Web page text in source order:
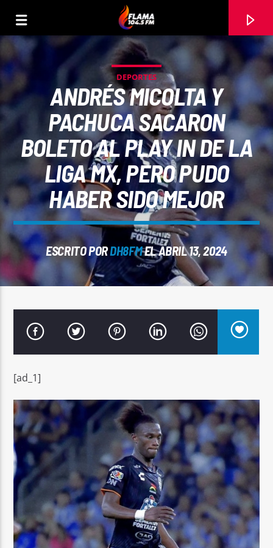
CANCIÓN ACTUAL
TÍTULO
ARTISTA
Señal FM
DEPORTES
ANDRÉS MICOLTA Y
PACHUCA SACARON
BOLETO AL PLAY IN DE LA
LIGA MX, PERO PUDO
HABER SIDO MEJOR
ESCRITO PORDH8FMEL ABRIL 13, 2024
[ad_1]